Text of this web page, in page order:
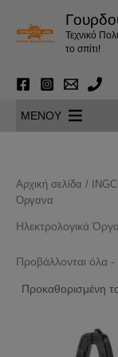
περιεχόμενο
Τεχνικό
το σπίτι!
MENOY
Αρχική σελίδα /
Όργανα
Ηλεκτρολογικά
Προβάλλονται όλα